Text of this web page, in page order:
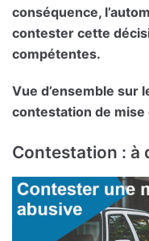
conséquence,
contester cette
compétentes.
Vue d’ensemble sur
contestation de
Contestation : à